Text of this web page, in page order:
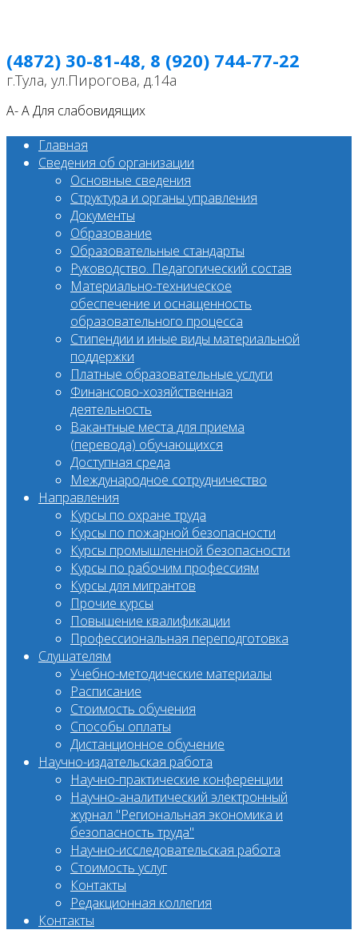
(4872) 30-81-48, 8 (920) 744-77-22
г.Тула, ул.Пирогова, д.14а
A-AДля слабовидящих
Главная
Сведения об организации
Основные сведения
Структура и органы управления
Документы
Образование
Образовательные стандарты
Руководство. Педагогический состав
Материально-техническое
обеспечение и оснащенность
образовательного процесса
Стипендии и иные виды материальной
поддержки
Платные образовательные услуги
Финансово-хозяйственная
деятельность
Вакантные места для приема
(перевода) обучающихся
Доступная среда
Международное сотрудничество
Направления
Курсы по охране труда
Курсы по пожарной безопасности
Курсы промышленной безопасности
Курсы по рабочим профессиям
Курсы для мигрантов
Прочие курсы
Повышение квалификации
Профессиональная переподготовка
Слушателям
Учебно-методические материалы
Расписание
Стоимость обучения
Способы оплаты
Дистанционное обучение
Научно-издательская работа
Научно-практические конференции
Научно-аналитический электронный
журнал "Региональная экономика и
безопасность труда"
Научно-исследовательская работа
Стоимость услуг
Контакты
Редакционная коллегия
Контакты